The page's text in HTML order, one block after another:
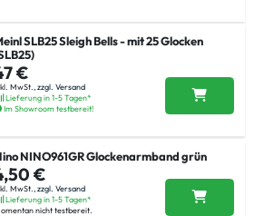
SLB25 Sleigh Bells - mit 25 Glocken
€
MwSt., zzgl. Versand
Lieferung in 1-5 Tagen*
Im Showroom testbereit!
NINO961GR Glockenarmband grün
€
MwSt., zzgl. Versand
Lieferung in 1-5 Tagen*
nicht testbereit.